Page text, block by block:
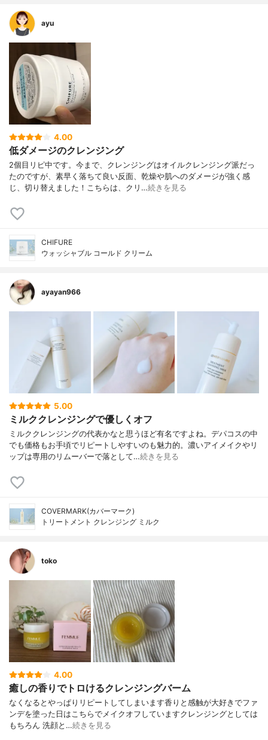
ayu
4.00
低ダメージのクレンジング
2個目リピ中です。今まで、クレンジングはオイルクレンジング派だっ
たのですが、素早く落ちて良い反面、乾燥や肌へのダメージが強く感
じ、切り替えました！こちらは、クリ…続きを見る
CHIFURE
ウォッシャブル コールド クリーム
ayayan966
5.00
ミルククレンジングで優しくオフ
ミルククレンジングの代表かなと思うほど有名ですよね。デパコスの中
でも価格もお手頃でリピートしやすいのも魅力的。濃いアイメイクやリ
ップは専用のリムーバーで落として…続きを見る
COVERMARK(カバーマーク)
トリートメント クレンジング ミルク
toko
4.00
癒しの香りでトロけるクレンジングバーム
なくなるとやっぱりリピートしてしまいます香りと感触が大好きでファ
ンデを塗った日はこちらでメイクオフしていますクレンジングとしては
もちろん 洗顔と…続きを見る